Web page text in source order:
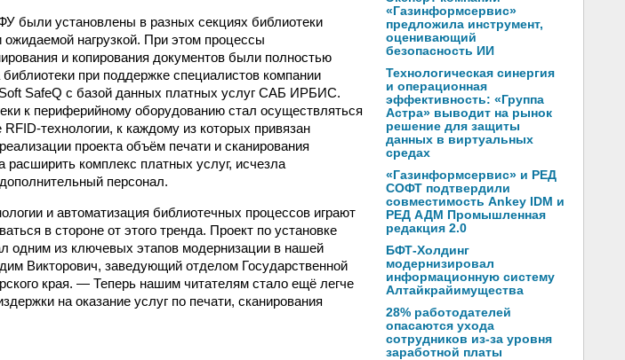
были установлены в разных секциях библиотеки
ожидаемой нагрузкой. При этом процессы
и копирования документов были полностью
при поддержке специалистов компании
SafeQ с базой данных платных услуг САБ ИРБИС.
к периферийному оборудованию стал осуществляться
технологии, к каждому из которых привязан
проекта объём печати и сканирования
комплекс платных услуг, исчезла
персонал.
и автоматизация библиотечных процессов играют
в стороне от этого тренда. Проект по установке
одним из ключевых этапов модернизации в нашей
Викторович, заведующий отделом Государственной
края. — Теперь нашим читателям стало ещё легче
на оказание услуг по печати, сканирования
«Газинформсервис»
предложила инструмент,
оценивающий
безопасность ИИ
Технологическая синергия
и операционная
эффективность: «Группа
Астра» выводит на рынок
решение для защиты
данных в виртуальных
средах
«Газинформсервис» и РЕД
СОФТ подтвердили
совместимость Ankey IDM и
РЕД АДМ Промышленная
редакция 2.0
БФТ-Холдинг
модернизировал
информационную систему
Алтайкрайимущества
28% работодателей
опасаются ухода
сотрудников из-за уровня
заработной платы